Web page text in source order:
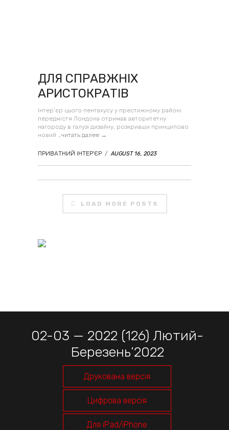
ДЛЯ СПРАВЖНІХ
АРИСТОКРАТІВ
Інтер’єр цього пентахусу у престижному районі
передмістя Лондона отримав авторитетну
нагороду в галузі дизайну, розкривши принципово
новий …читать далее →
ПРИВАТНИЙ ІНТЕР'ЄР / AUGUST 16, 2023
LOAD MORE POSTS
02-03 — 2022 (126) Лютий-
Березень’2022
Друкована версія
Цифрова версія
Для iPad/iPhone